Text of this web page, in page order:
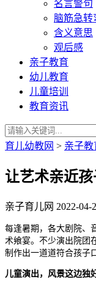
名言警句
脑筋急转
含义意思
观后感
亲子教育
幼儿教育
儿童培训
教育资讯
育儿幼教网 > 亲子教
让艺术亲近孩
亲子育儿网 2022-04-
每逢暑期，各大剧院、
术飨宴。不少演出院团
制作出一道道符合孩子
儿童演出，风景这边独